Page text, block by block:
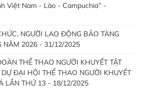
Việt Nam - Lào - Campuchia” -
NGƯỜI LAO ĐỘNG BẢO TÀNG
NĂM 2026 - 31/12/2025
THỂ THAO NGƯỜI KHUYẾT TẬT
ĐẠI HỘI THỂ THAO NGƯỜI KHUYẾT
LẦN THỨ 13 - 18/12/2025